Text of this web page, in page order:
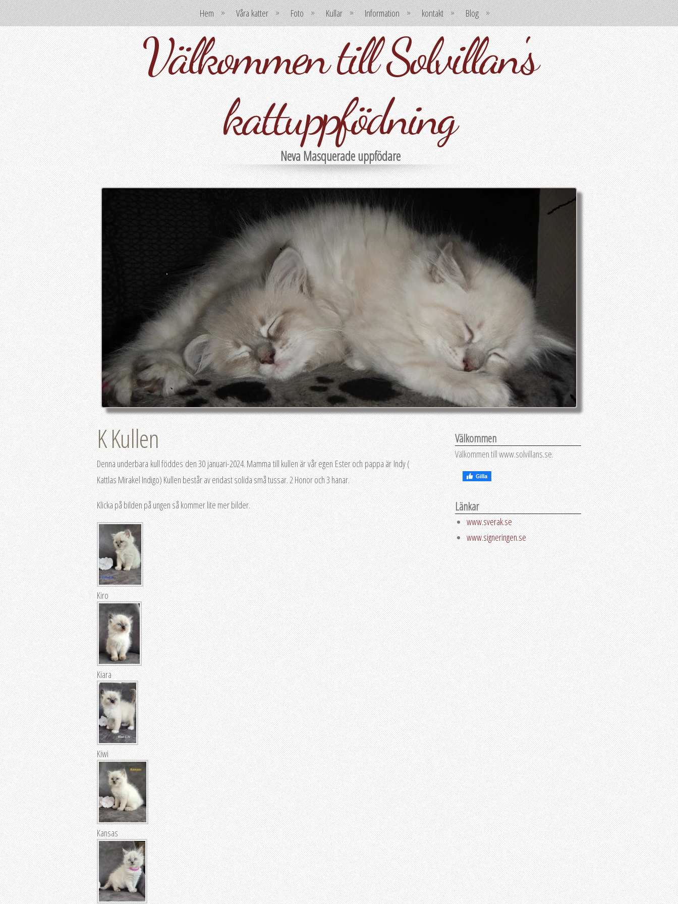
Hem Våra katter Foto Kullar Information kontakt Blog
Välkommen till Solvillan's
kattuppfödning
Neva Masquerade uppfödare
K Kullen
Denna underbara kull föddes den 30 januari-2024. Mamma till kullen är vår egen Ester och pappa är Indy (
Kattlas Mirakel Indigo) Kullen består av endast solida små tussar. 2 Honor och 3 hanar.
Klicka på bilden på ungen så kommer lite mer bilder.
Kiro
Kiara
Kiwi
Kansas
Välkommen
Välkommen till www.solvillans.se.
Länkar
www.sverak.se
www.signeringen.se